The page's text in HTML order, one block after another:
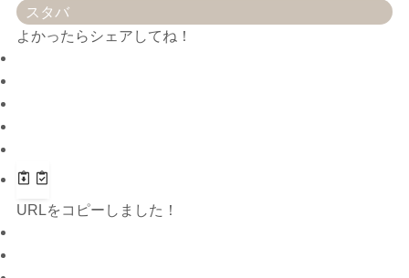
スタバ
よかったらシェアしてね！
URLをコピーしました！